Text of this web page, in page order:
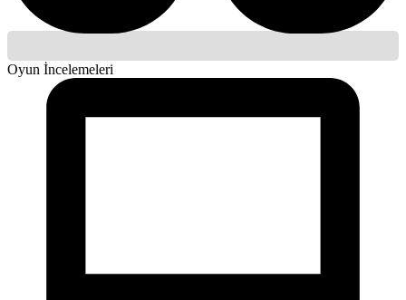
Oyun İncelemeleri